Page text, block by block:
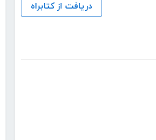
دریافت از کتابراه